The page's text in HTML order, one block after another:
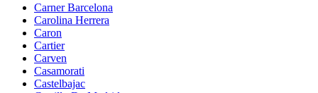
Carner Barcelona
Carolina Herrera
Caron
Cartier
Carven
Casamorati
Castelbajac